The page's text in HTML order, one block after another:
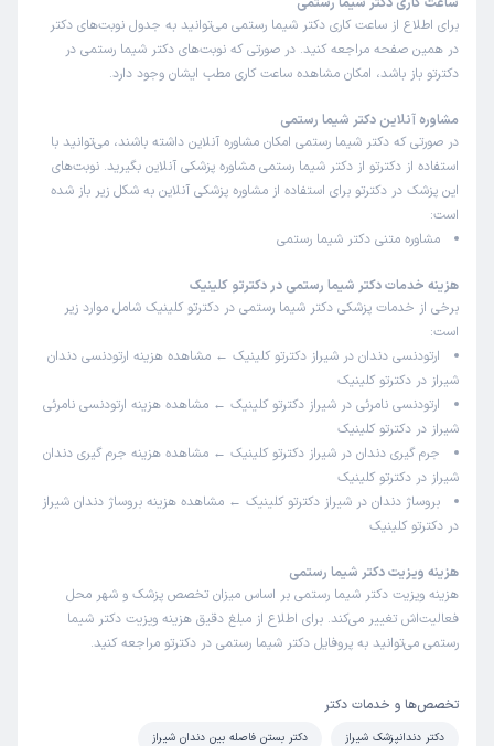
بسیار خوش برخورد و صفر تا صد درمان را خود خانم دکتر انجام
میدادن واقعاااا راضی بودمممم
علت مراجعه: نامرتبی دندان
کاربر دکترتو
نوبت مطب از دکترتو
(
1404/06/04
)
زمان انتظار:15-45 دقیقه
بد
سید ایلیا
نوبت مطب از دکترتو
این پزشک را پیشنهاد میکنم
زمان انتظار: 15-45 دقیقه
همه چی عالی
کاربر دکترتو
1404/05/27
این پزشک را پیشنهاد نمیکنم
15-45 دقیقه
عدم رضایت
برای اطلاع از ساعت کاری دکتر شیما رستمی می‌توانید به جدول نوبت‌های دکتر
در همین صفحه مراجعه کنید. در صورتی که نوبت‌های دکتر شیما رستمی در
دکترتو باز باشد، امکان مشاهده ساعت کاری مطب ایشان وجود دارد.
مشاوره آنلاین دکتر شیما رستمی
در صورتی که دکتر شیما رستمی امکان مشاوره آنلاین داشته باشند، می‌توانید با
استفاده از دکترتو از دکتر شیما رستمی مشاوره پزشکی آنلاین بگیرید. نوبت‌های
این پزشک در دکترتو برای استفاده از مشاوره پزشکی آنلاین به شکل زیر باز شده
است:
مشاوره متنی دکتر شیما رستمی
هزینه خدمات دکتر شیما رستمی در دکترتو کلینیک
برخی از خدمات پزشکی دکتر شیما رستمی در دکترتو کلینیک شامل موارد زیر
است:
ارتودنسی دندان در شیراز دکترتو کلینیک ← مشاهده هزینه ارتودنسی دندان
شیراز در دکترتو کلینیک
ارتودنسی نامرئی در شیراز دکترتو کلینیک ← مشاهده هزینه ارتودنسی نامرئی
شیراز در دکترتو کلینیک
جرم گیری دندان در شیراز دکترتو کلینیک ← مشاهده هزینه جرم گیری دندان
شیراز در دکترتو کلینیک
بروساژ دندان در شیراز دکترتو کلینیک ← مشاهده هزینه بروساژ دندان شیراز
در دکترتو کلینیک
هزینه ویزیت دکتر شیما رستمی
هزینه ویزیت دکتر شیما رستمی بر اساس میزان تخصص پزشک و شهر محل
فعالیت‌اش تغییر می‌کند. برای اطلاع از مبلغ دقیق هزینه ویزیت دکتر شیما
رستمی می‌توانید به پروفایل دکتر شیما رستمی در دکترتو مراجعه کنید.
تخصص‌ها و خدمات دکتر
دکتر دندانپزشک شیراز دکتر بستن فاصله بین دندان شیراز